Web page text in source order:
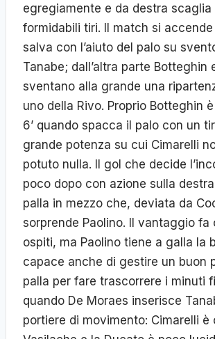
egregiamente e da destra scaglia
formidabili tiri. Il match si
salva con l’aiuto del palo su
Tanabe; dall’altra parte Botteghin
sventano alla grande una
uno della Rivo. Proprio Botteghin
6’ quando spacca il palo con un
grande potenza su cui Cimarelli
potuto nulla. Il gol che decide
poco dopo con azione sulla
palla in mezzo che, deviata da
sorprende Paolino. Il vantaggio fa
ospiti, ma Paolino tiene a galla la
capace anche di gestire un buon
palla per fare trascorrere i minuti
quando De Moraes inserisce
portiere di movimento: Cimarelli è